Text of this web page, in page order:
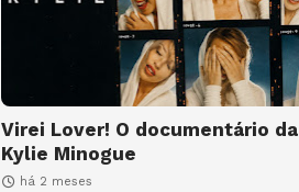
Virei Lover! O documentário da
Kylie Minogue
há 2 meses